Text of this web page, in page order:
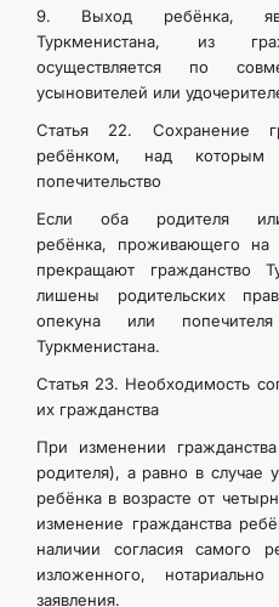
9. Выход ребёнка,
Туркменистана, из
осуществляется по
усыновителей или
Статья 22. Сохранение
ребёнком, над которым
попечительство
Если оба родителя
ребёнка, проживающего на
прекращают гражданство
лишены родительских
опекуна или
Туркменистана.
Статья 23. Необходимость
их гражданства
При изменении
родителя), а равно в случае
ребёнка в возрасте от
изменение гражданства
наличии согласия самого
изложенного,
заявления.